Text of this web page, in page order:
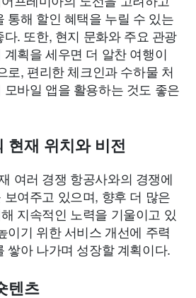
통해 할인 혜택을 누릴 수 있는
. 또한, 현지 문화와 주요 관광
획을 세우면 더 알찬 여행이
로, 편리한 체크인과 수하물 처
바일 앱을 활용하는 것도 좋은
현재 위치와 비전
여러 경쟁 항공사와의 경쟁에
여주고 있으며, 향후 더 많은
지속적인 노력을 기울이고 있
이기 위한 서비스 개선에 주력
쌓아 나가며 성장할 계획이다.
텐츠